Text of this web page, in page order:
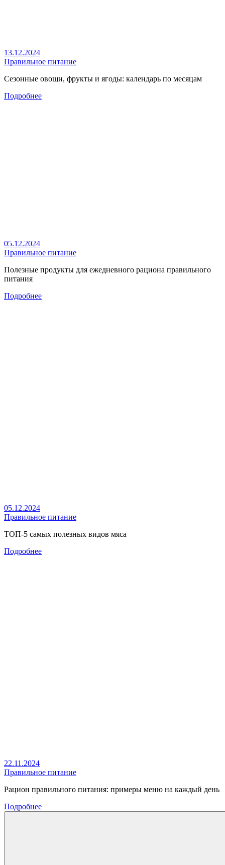
13.12.2024
Правильное питание
Сезонные овощи, фрукты и ягоды: календарь по месяцам
Подробнее
05.12.2024
Правильное питание
Полезные продукты для ежедневного рациона правильного
питания
Подробнее
05.12.2024
Правильное питание
ТОП-5 самых полезных видов мяса
Подробнее
22.11.2024
Правильное питание
Рацион правильного питания: примеры меню на каждый день
Подробнее